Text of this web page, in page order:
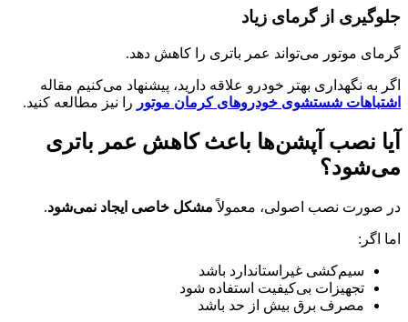
جلوگیری از گرمای زیاد
گرمای موتور می‌تواند عمر باتری را کاهش دهد.
اگر به نگهداری بهتر خودرو علاقه دارید، پیشنهاد می‌کنیم مقاله
اشتباهات شستشوی خودروهای کرمان موتور را نیز مطالعه کنید.
آیا نصب آپشن‌ها باعث کاهش عمر باتری
می‌شود؟
در صورت نصب اصولی، معمولاًمشکل خاصی ایجاد نمی‌شود.
اما اگر:
سیم‌کشی غیراستاندارد باشد
تجهیزات بی‌کیفیت استفاده شود
مصرف برق بیش از حد باشد